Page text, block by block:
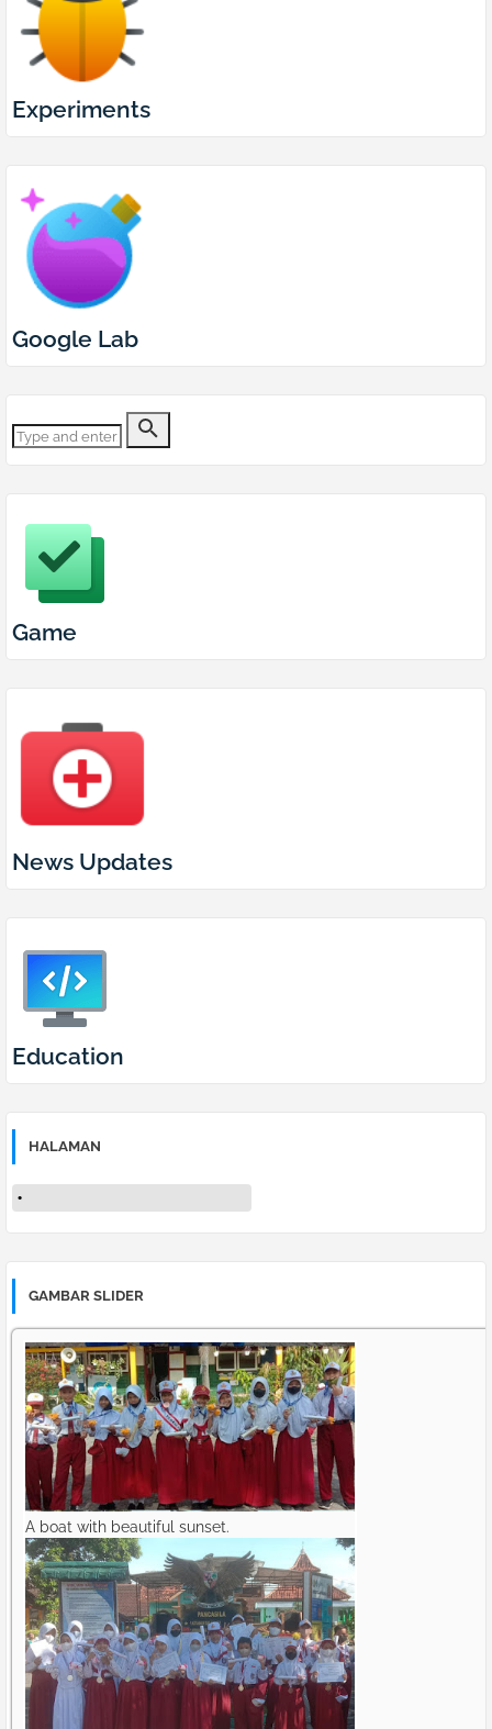
Experiments
Google Lab
Game
News Updates
Education
HALAMAN
GAMBAR SLIDER
A boat with beautiful sunset.